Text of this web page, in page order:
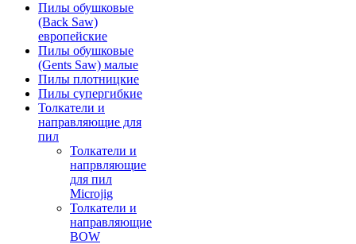
Пилы обушковые
(Back Saw)
европейские
Пилы обушковые
(Gents Saw) малые
Пилы плотницкие
Пилы супергибкие
Толкатели и
направляющие для
пил
Толкатели и
напрвляющие
для пил
Microjig
Толкатели и
направляющие
BOW